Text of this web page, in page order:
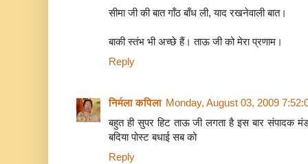
नमस्कार.
लहसून शर्माते हुए - "बहिनजी! देखो, और यह किताब
आप भी पढे-Mr.Garlic
* इग्लेण्ड के प्रसिद्ध डॉ.एम डब्लू मेकडाफ़ का कथन है-
उपर विभिन्न 56 जाति के प्रयोग किये। बकायदा
क्षय के कीटाणुओ और उसकी वजह से उत्पन्न विभिन्न
वाली मात्र दो ही औषधिया प्राप्त हुई है। वनस्पति वर्ग मे
सीमा जी की बात गॉंठ बॉंध ली, याद रखनेवाली बात।
बाकी स्‍तंभ भी अच्‍छे हैं। ताऊ जी को मेरा प्रणाम।
Reply
निर्मला कपिला Monday, August 03, 2009
बहुत ही सुपर हिट ताऊ जी लगता है इस बार
बदिया पोस्ट बधाई सब को
Reply